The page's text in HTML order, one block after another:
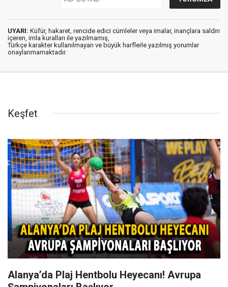
UYARI: Küfür, hakaret, rencide edici cümleler veya imalar, inançlara saldırı
içeren, imla kuralları ile yazılmamış,
Türkçe karakter kullanılmayan ve büyük harflerle yazılmış yorumlar
onaylanmamaktadır.
Keşfet
Alanya’da Plaj Hentbolu Heyecanı! Avrupa